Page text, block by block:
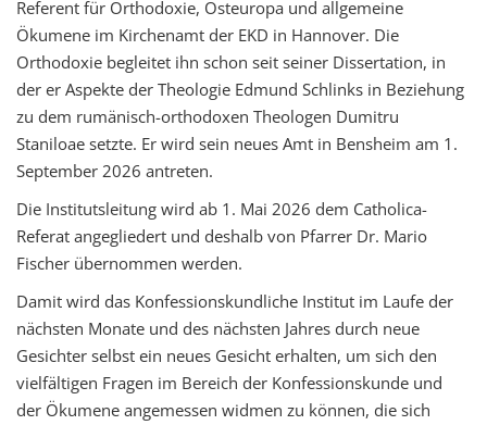
Referent für Orthodoxie, Osteuropa und allgemeine
Ökumene im Kirchenamt der EKD in Hannover. Die
Orthodoxie begleitet ihn schon seit seiner Dissertation, in
der er Aspekte der Theologie Edmund Schlinks in Beziehung
zu dem rumänisch-orthodoxen Theologen Dumitru
Staniloae setzte. Er wird sein neues Amt in Bensheim am 1.
September 2026 antreten.
Die Institutsleitung wird ab 1. Mai 2026 dem Catholica-
Referat angegliedert und deshalb von Pfarrer Dr. Mario
Fischer übernommen werden.
Damit wird das Konfessionskundliche Institut im Laufe der
nächsten Monate und des nächsten Jahres durch neue
Gesichter selbst ein neues Gesicht erhalten, um sich den
vielfältigen Fragen im Bereich der Konfessionskunde und
der Ökumene angemessen widmen zu können, die sich